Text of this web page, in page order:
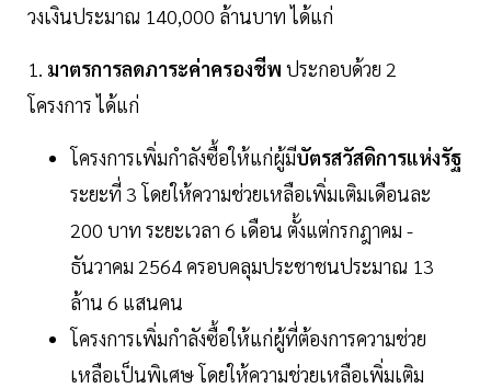
วงเงินประมาณ 140,000 ล้านบาท ได้แก่
1. มาตรการลดภาระค่าครองชีพ ประกอบด้วย 2
โครงการ ได้แก่
โครงการเพิ่มกำลังซื้อให้แก่ผู้มีบัตรสวัสดิการแห่งรัฐ
ระยะที่ 3 โดยให้ความช่วยเหลือเพิ่มเติมเดือนละ
200 บาท ระยะเวลา 6 เดือน ตั้งแต่กรกฎาคม -
ธันวาคม 2564 ครอบคลุมประชาชนประมาณ 13
ล้าน 6 แสนคน
โครงการเพิ่มกำลังซื้อให้แก่ผู้ที่ต้องการความช่วย
เหลือเป็นพิเศษ โดยให้ความช่วยเหลือเพิ่มเติม